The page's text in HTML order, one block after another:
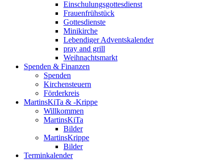
Einschulungsgottesdienst
Frauenfrühstück
Gottesdienste
Minikirche
Lebendiger Adventskalender
pray and grill
Weihnachtsmarkt
Spenden & Finanzen
Spenden
Kirchensteuern
Förderkreis
MartinsKiTa & -Krippe
Willkommen
MartinsKiTa
Bilder
MartinsKrippe
Bilder
Terminkalender